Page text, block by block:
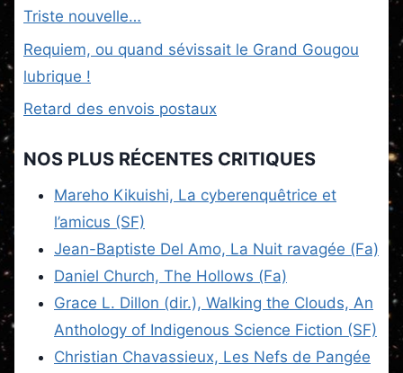
Triste nouvelle…
Requiem, ou quand sévissait le Grand Gougou
lubrique !
Retard des envois postaux
NOS PLUS RÉCENTES CRITIQUES
Mareho Kikuishi, La cyberenquêtrice et
l’amicus (SF)
Jean-Baptiste Del Amo, La Nuit ravagée (Fa)
Daniel Church, The Hollows (Fa)
Grace L. Dillon (dir.), Walking the Clouds, An
Anthology of Indigenous Science Fiction (SF)
Christian Chavassieux, Les Nefs de Pangée